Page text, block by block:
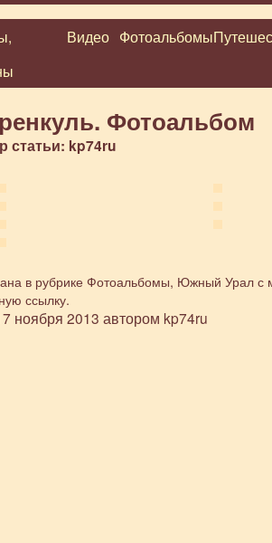
Видео Фотоальбомы
Фотоальбом
статьи: kp74ru
в рубрике Фотоальбомы, Южный Уралс
ссылку.
ноября 2013 автором kp74ru